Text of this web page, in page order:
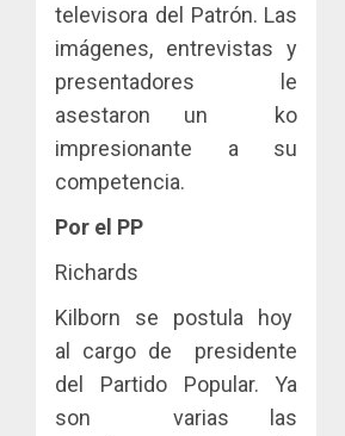
televisora del Patrón. Las
imágenes, entrevistas y
presentadores le
asestaron un ko
impresionante a su
competencia.
Por el PP
Richards
Kilborn se postula hoy
al cargo de presidente
del Partido Popular. Ya
son varias las